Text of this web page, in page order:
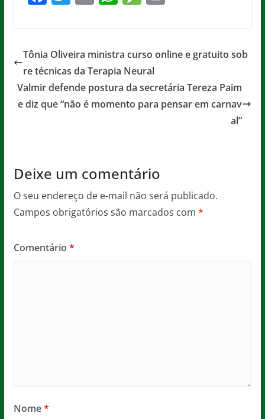
e
b
o
o
er l s
A
p
p
a
g
e
Tônia Oliveira ministra curso online e gratuito sob
re técnicas da Terapia Neural
Valmir defende postura da secretária Tereza Paim
e diz que “não é momento para pensar em carnav
al”
Deixe um comentário
O seu endereço de e-mail não será publicado.
Campos obrigatórios são marcados com *
Comentário *
Nome*